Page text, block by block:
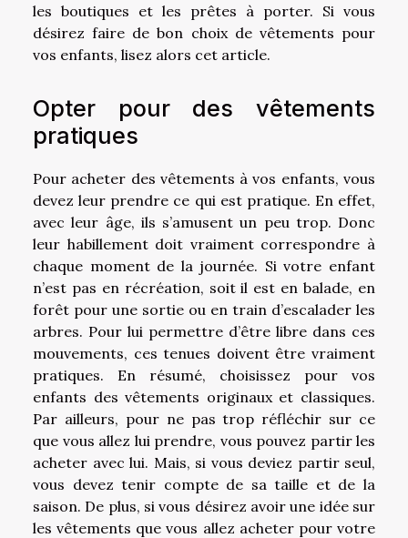
les boutiques et les prêtes à porter. Si vous
désirez faire de bon choix de vêtements pour
vos enfants, lisez alors cet article.
Opter pour des vêtements
pratiques
Pour acheter des vêtements à vos enfants, vous
devez leur prendre ce qui est pratique. En effet,
avec leur âge, ils s’amusent un peu trop. Donc
leur habillement doit vraiment correspondre à
chaque moment de la journée. Si votre enfant
n’est pas en récréation, soit il est en balade, en
forêt pour une sortie ou en train d’escalader les
arbres. Pour lui permettre d’être libre dans ces
mouvements, ces tenues doivent être vraiment
pratiques. En résumé, choisissez pour vos
enfants des vêtements originaux et classiques.
Par ailleurs, pour ne pas trop réfléchir sur ce
que vous allez lui prendre, vous pouvez partir les
acheter avec lui. Mais, si vous deviez partir seul,
vous devez tenir compte de sa taille et de la
saison. De plus, si vous désirez avoir une idée sur
les vêtements que vous allez acheter pour votre